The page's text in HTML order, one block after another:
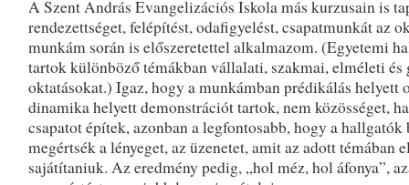
A Szent András Evangelizációs Iskola más kurzusain is
rendezettséget, felépítést, odafigyelést, csapatmunkát az
munkám során is előszeretettel alkalmazom. (Egyetemi
tartok különböző témákban vállalati, szakmai, elméleti és
oktatásokat.) Igaz, hogy a munkámban prédikálás helyett
dinamika helyett demonstrációt tartok, nem közösséget,
csapatot építek, azonban a legfontosabb, hogy a hallgatók
megértsék a lényeget, az üzenetet, amit az adott témában
sajátítaniuk. Az eredmény pedig, „hol méz, hol áfonya”,